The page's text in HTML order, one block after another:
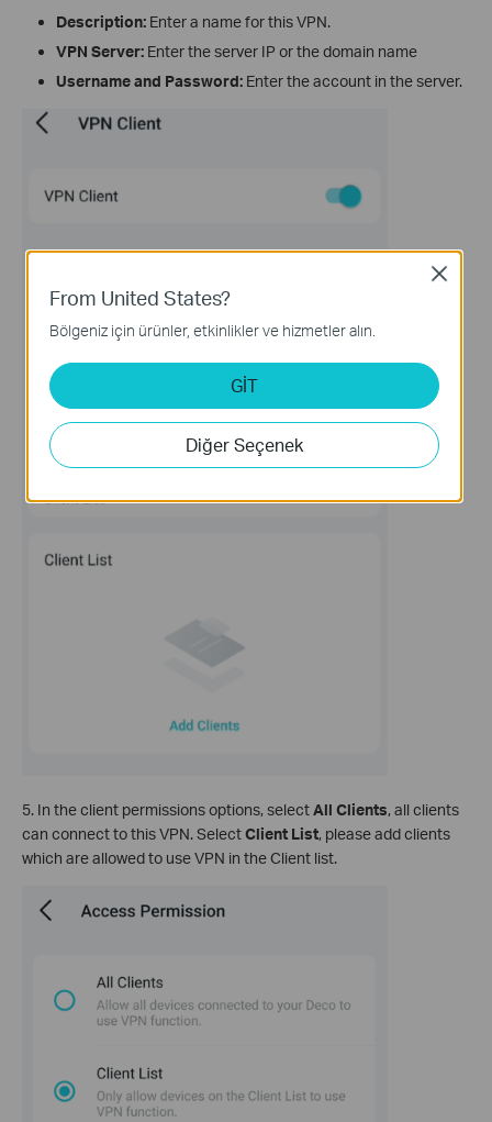
Description:Enter a name for this VPN.
VPN Server:Enter the server IP or the domain name
Username and Password:Enter the account in the server.
5. In the client permissions options, selectAll Clients, all clients
can connect to this VPN. SelectClient List, please add clients
which are allowed to use VPN in the Client list.
From United States?
Bölgeniz için ürünler, etkinlikler ve hizmetler alın.
GİT
Diğer Seçenek
Close